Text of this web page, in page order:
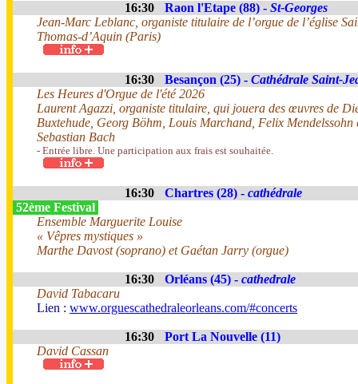
16:30 Raon l'Etape (88) - St-Georges
Jean-Marc Leblanc, organiste titulaire de l’orgue de l’église
Thomas-d’Aquin (Paris)
16:30 Besançon (25) - Cathédrale Saint-
Les Heures d'Orgue de l'été 2026
Laurent Agazzi, organiste titulaire, qui jouera des œuvres de
Buxtehude, Georg Böhm, Louis Marchand, Felix Mendelssohn
Sebastian Bach
- Entrée libre. Une participation aux frais est souhaitée.
16:30 Chartres (28) - cathédrale
52ème Festival
Ensemble Marguerite Louise
« Vêpres mystiques »
Marthe Davost (soprano) et Gaétan Jarry (orgue)
16:30 Orléans (45) - cathedrale
David Tabacaru
Lien : www.orguescathedraleorleans.com/#concerts
16:30
Port La Nouvelle (11)
David Cassan